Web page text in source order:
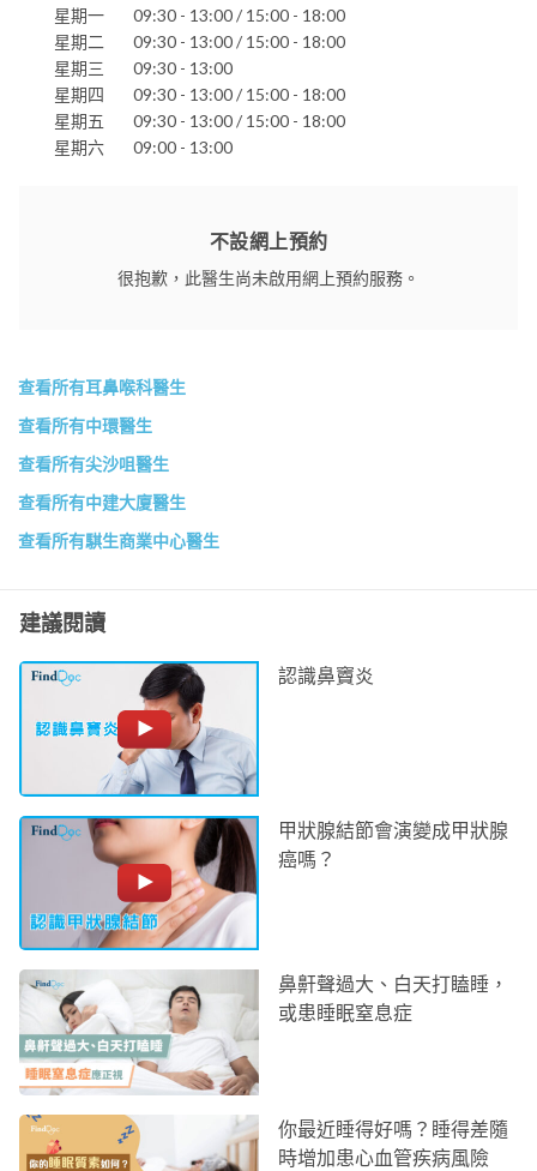
星期一
09:30 - 13:00 / 15:00 - 18:00
星期二
09:30 - 13:00 / 15:00 - 18:00
星期三
09:30 - 13:00
星期四
09:30 - 13:00 / 15:00 - 18:00
星期五
09:30 - 13:00 / 15:00 - 18:00
星期六
09:00 - 13:00
不設網上預約
很抱歉，此醫生尚未啟用網上預約服務。
查看所有耳鼻喉科醫生
查看所有中環醫生
查看所有尖沙咀醫生
查看所有中建大廈醫生
查看所有騏生商業中心醫生
建議閱讀
認識鼻竇炎
甲狀腺結節會演變成甲狀腺
癌嗎？
鼻鼾聲過大、白天打瞌睡，
或患睡眠窒息症
你最近睡得好嗎？睡得差隨
時增加患心血管疾病風險